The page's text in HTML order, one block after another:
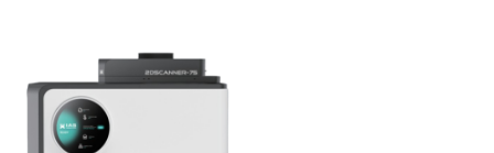
liệu để tăng chỉ số ROI cho doanh
nghiệp.